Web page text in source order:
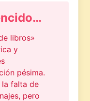
libros»
y
pésima.
la falta de
pero